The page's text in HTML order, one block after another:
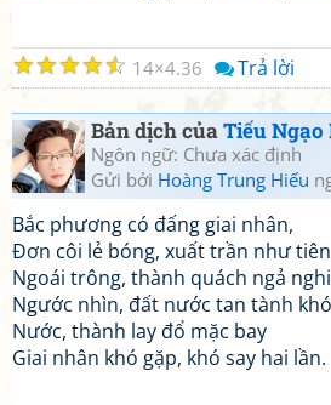
☆
☆
☆
☆
☆ 14 4.36 Trả lời
Bản dịch củaTiếu Ngạo
Ngôn ngữ: Chưa xác định
Gửi bởi Hoàng Trung Hiếu
Bắc phương có đấng giai nhân,
Đơn côi lẻ bóng, xuất trần như
Ngoái trông, thành quách ngả
Ngước nhìn, đất nước tan tành
Nước, thành lay đổ mặc bay
Giai nhân khó gặp, khó say hai lần.